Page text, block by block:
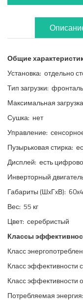
Общие
Установка: отдельно
Тип загрузки:
Максимальная
Сушка: нет
Управление:
Пузырьковая стирка:
Дисплей: есть
Инверторный
Габариты (ШxГxВ):
Вес: 55 кг
Цвет: серебристый
Классы
Класс
Класс эффективности
Класс эффективности
Потребляемая